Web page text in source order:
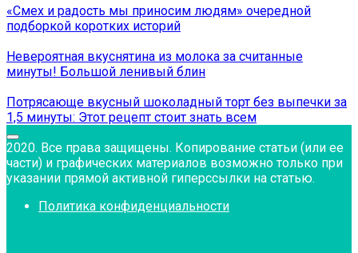
«Смех и радость мы приносим людям» очередной
подборкой коротких историй
Невероятная вкуснятина из молока за считанные
минуты! Большой ленивый блин
Потрясающе вкусный шоколадный торт без выпечки за
1,5 минуты: Этот рецепт стоит знать всем
2020. Все права защищены. Копирование статьи (или ее
части) и графических материалов возможно только при
указании прямой активной гиперссылки на статью.
Политика конфиденциальности